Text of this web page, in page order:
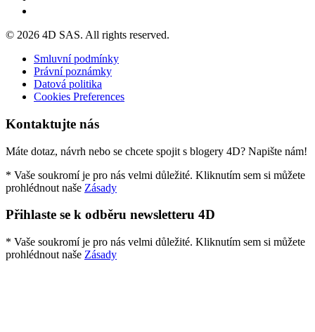
© 2026 4D SAS. All rights reserved.
Smluvní podmínky
Právní poznámky
Datová politika
Cookies Preferences
Kontaktujte nás
Máte dotaz, návrh nebo se chcete spojit s blogery 4D? Napište nám!
* Vaše soukromí je pro nás velmi důležité. Kliknutím sem si můžete
prohlédnout naše Zásady
Přihlaste se k odběru newsletteru 4D
* Vaše soukromí je pro nás velmi důležité. Kliknutím sem si můžete
prohlédnout naše Zásady